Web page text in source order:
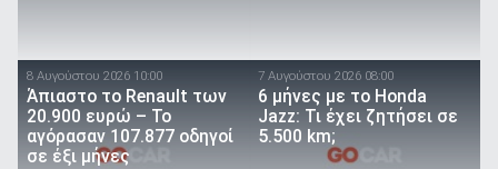
8 Αυγούστου 2026 10:00
Άπιαστο το Renault των
20.900 ευρώ – Το
αγόρασαν 107.877 οδηγοί
σε έξι μήνες
7 Αυγούστου 2026 08:00
6 μήνες με το Honda
Jazz: Τι έχει ζητήσει σε
5.500 km;